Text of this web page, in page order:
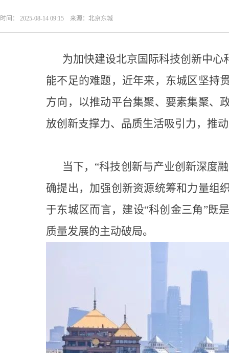
时间： 2025-08-14 09:15 来源：北京东城
为加快建设北京国际科技创新中
能不足的难题，近年来，东城区坚持
方向，以推动平台集聚、要素集聚、
放创新支撑力、品质生活吸引力，推
当下，“科技创新与产业创新深度
确提出，加强创新资源统筹和力量组
于东城区而言，建设“科创金三角”既
质量发展的主动破局。